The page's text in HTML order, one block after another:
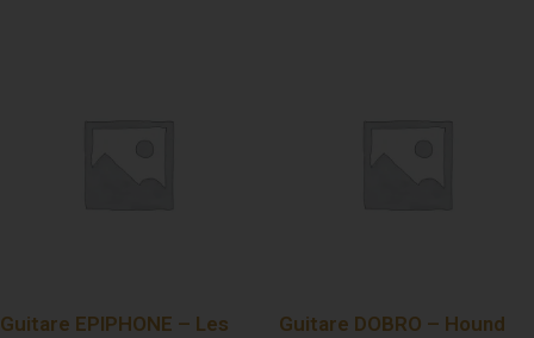
Guitare EPIPHONE – Les
Guitare DOBRO – Hound